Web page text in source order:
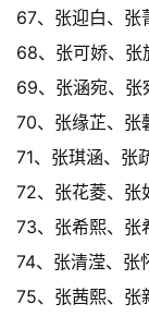
67、张迎白、张
68、张可娇、张
69、张涵宛、张
70、张缘芷、张
71、张琪涵、张
72、张花菱、张
73、张希熙、张
74、张清滢、张
75、张茜熙、张